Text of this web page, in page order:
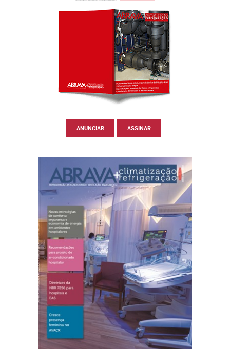
ANUNCIAR ASSINAR